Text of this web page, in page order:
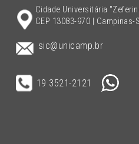
Cidade Universitária
CEP 13083-970 | Campinas-
sic@unicamp.br
19 3521-2121